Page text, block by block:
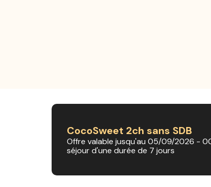
CocoSweet 2ch sans SDB
Offre valable jusqu'au 05/09/2026 -
séjour d'une durée de 7 jours